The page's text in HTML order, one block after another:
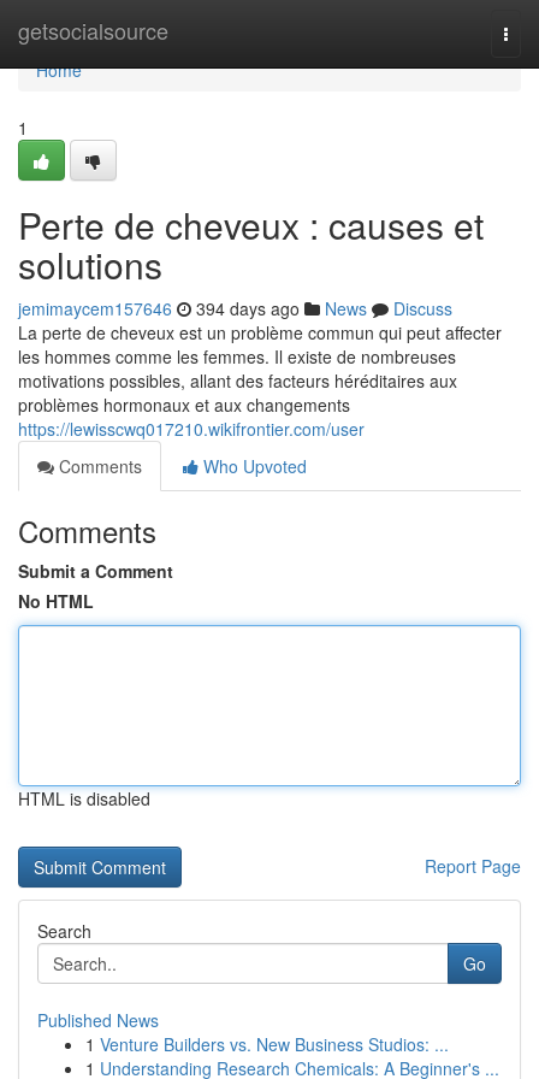
getsocialsource
Home
Home
1
Perte de cheveux : causes et
solutions
jemimaycem157646 394 days ago News
Discuss
La perte de cheveux est un problème commun qui peut affecter
les hommes comme les femmes. Il existe de nombreuses
motivations possibles, allant des facteurs héréditaires aux
problèmes hormonaux et aux changements
https://lewisscwq017210.wikifrontier.com/user
Comments
Who Upvoted
Comments
Submit a Comment
No HTML
HTML is disabled
Report Page
Search
Go
Published News
1 Venture Builders vs. New Business Studios: ...
1 Understanding Research Chemicals: A Beginner's ...